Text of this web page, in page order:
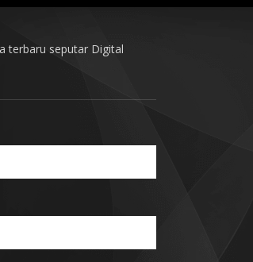
terbaru seputar Digital